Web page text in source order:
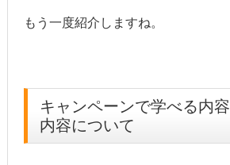
もう一度紹介しますね。
キャンペーンで学べる内容
内容について